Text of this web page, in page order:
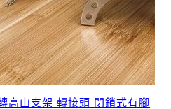
高山支架 轉接頭 閉鎖式有腳